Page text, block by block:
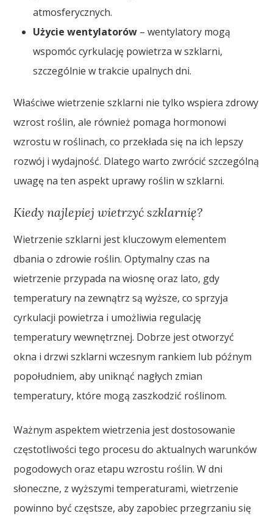
atmosferycznych.
Użycie wentylatorów – wentylatory mogą
wspomóc cyrkulację powietrza w szklarni,
szczególnie w trakcie upalnych dni.
Właściwe wietrzenie szklarni nie tylko wspiera zdrowy
wzrost roślin, ale również pomaga hormonowi
wzrostu w roślinach, co przekłada się na ich lepszy
rozwój i wydajność. Dlatego warto zwrócić szczególną
uwagę na ten aspekt uprawy roślin w szklarni.
Kiedy najlepiej wietrzyć szklarnię?
Wietrzenie szklarni jest kluczowym elementem
dbania o zdrowie roślin. Optymalny czas na
wietrzenie przypada na wiosnę oraz lato, gdy
temperatury na zewnątrz są wyższe, co sprzyja
cyrkulacji powietrza i umożliwia regulację
temperatury wewnętrznej. Dobrze jest otworzyć
okna i drzwi szklarni wczesnym rankiem lub późnym
popołudniem, aby uniknąć nagłych zmian
temperatury, które mogą zaszkodzić roślinom.
Ważnym aspektem wietrzenia jest dostosowanie
częstotliwości tego procesu do aktualnych warunków
pogodowych oraz etapu wzrostu roślin. W dni
słoneczne, z wyższymi temperaturami, wietrzenie
powinno być częstsze, aby zapobiec przegrzaniu się